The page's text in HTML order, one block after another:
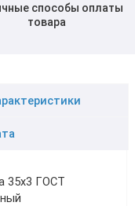
способы оплаты
товара
35х3 ГОСТ